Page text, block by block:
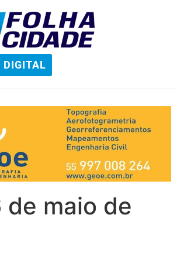
DIGITAL
de maio de